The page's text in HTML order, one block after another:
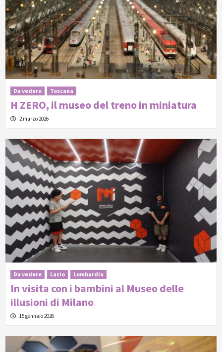
Da vedere Toscana
H ZERO, il museo del treno in miniatura
2 marzo 2026
Da vedere Lazio Lombardia
In visita con i bambini al Museo delle
illusioni di Milano
15 gennaio 2026